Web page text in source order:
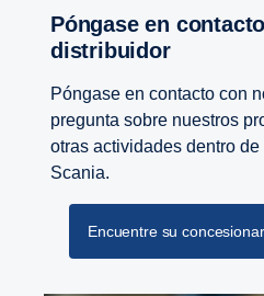
Póngase en contacto con su
distribuidor
Póngase en contacto con
pregunta sobre nuestros
otras actividades dentro
Scania.
Encuentre su